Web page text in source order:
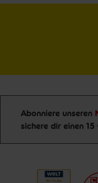
Newsletter
Abonniere unseren
sichere dir einen